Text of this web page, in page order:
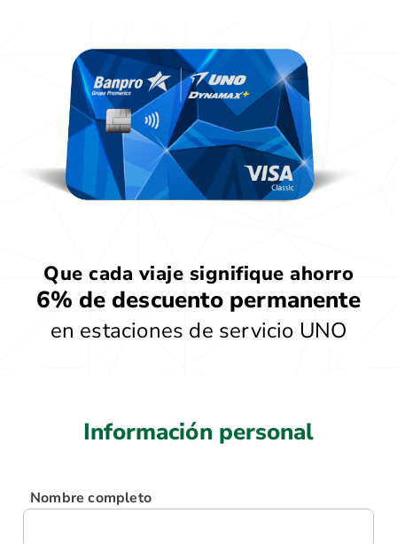
Que cada viaje signifique ahorro
6% de descuento permanente
en estaciones de servicio UNO
Información personal
Nombre completo